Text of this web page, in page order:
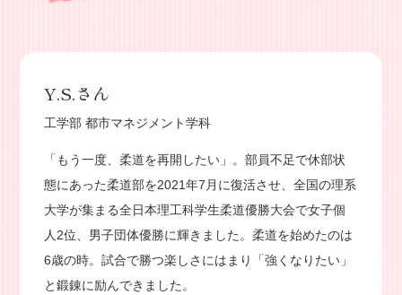
Y.S.さん
工学部 都市マネジメント学科
「もう一度、柔道を再開したい」。部員不足で休部状
態にあった柔道部を2021年7月に復活させ、全国の理系
大学が集まる全日本理工科学生柔道優勝大会で女子個
人2位、男子団体優勝に輝きました。柔道を始めたのは
6歳の時。試合で勝つ楽しさにはまり「強くなりたい」
と鍛錬に励んできました。